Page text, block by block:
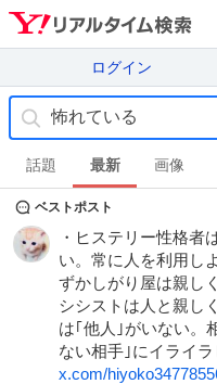
ログイン
話題 最新 画像
ベストポスト
・ヒステリー性格者
い。常に人を利用し
ずかしがり屋は親し
シシストは人と親し
は｢他人｣がいない。
ない相手｣にイライラ
x.com/